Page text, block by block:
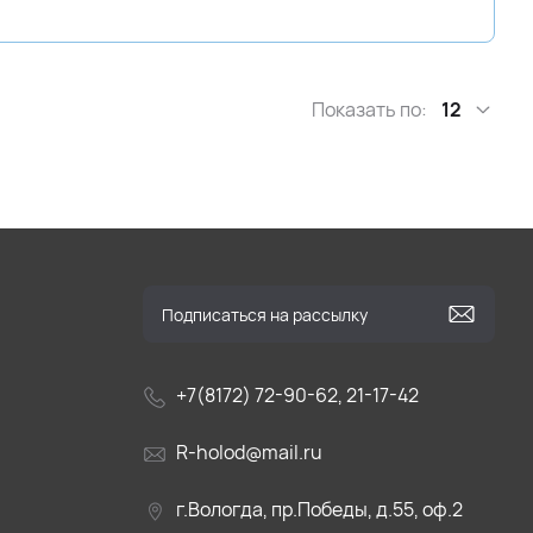
Показать по: 12
+7(8172) 72-90-62, 21-17-42
R-holod@mail.ru
г.Вологда, пр.Победы, д.55, оф.2